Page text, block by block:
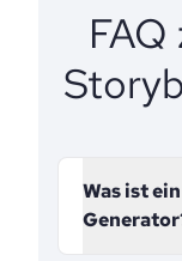
Was ist